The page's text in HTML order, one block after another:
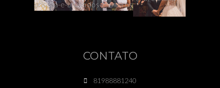
CONTATO
81988881240